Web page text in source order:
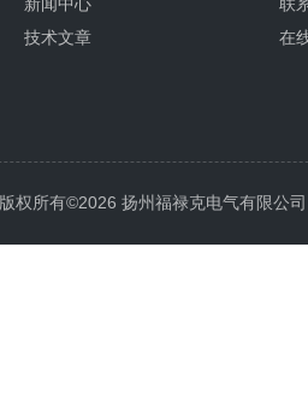
技术文章
在
版权所有©2026 扬州福禄克电气有限公